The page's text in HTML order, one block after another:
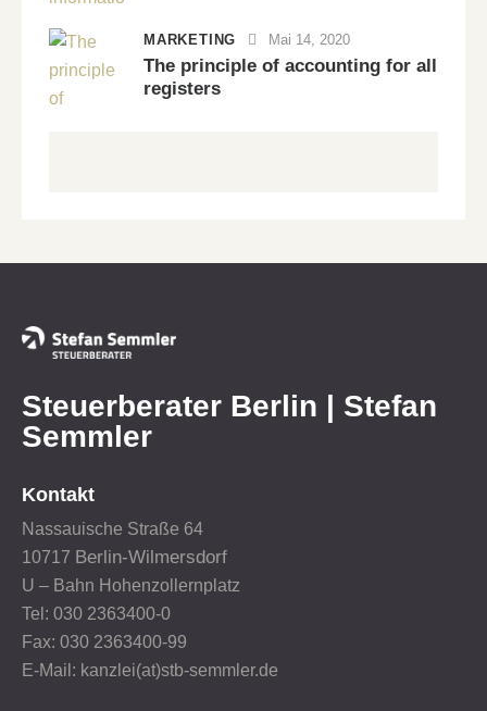
MARKETING Mai 14, 2020
The principle of accounting for all
registers
Steuerberater Berlin | Stefan
Semmler
Kontakt
Nassauische Straße 64
10717 Berlin-Wilmersdorf
U – Bahn Hohenzollernplatz
Tel: 030 2363400-0
Fax: 030 2363400-99
E-Mail: kanzlei(at)stb-semmler.de